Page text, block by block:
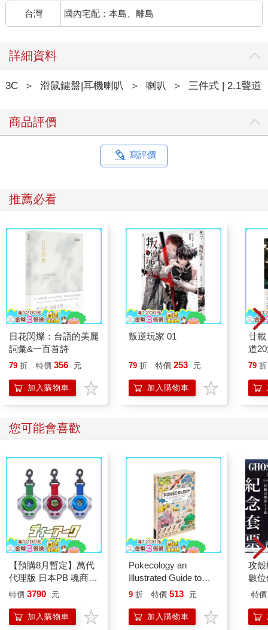
台灣 國內宅配：本島、離島
詳細資料
3C ＞ 滑鼠鍵盤|耳機喇叭 ＞ 喇叭 ＞ 三件式 | 2.1聲道
商品評價
寫評價
推薦必看
日花閃爍：台語的美麗
詞彙&一百首詩
79 折 特價 356 元
加入購物車
叛逆玩家 01
79 折 特價 253 元
加入購物車
廿
道
79 折
您可能會喜歡
【預購8月暫定】萬代
代理版 日本PB 魂商店
限定 數碼寶貝 D-ARK
特價 3790 元
加入購物車
Pokecology an
Illustrated Guide to
Pokemon Ecology
Press)
9 折 特價 513 元
加入購物車
攻殼
數
特價